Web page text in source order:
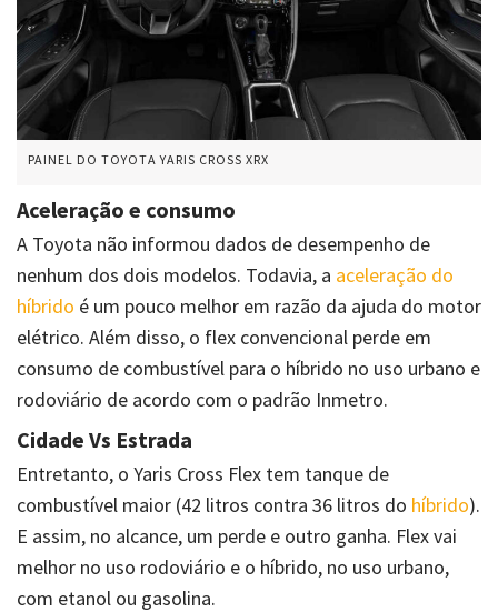
PAINEL DO TOYOTA YARIS CROSS XRX
Aceleração e consumo
A Toyota não informou dados de desempenho de
nenhum dos dois modelos. Todavia, a aceleração do
híbrido é um pouco melhor em razão da ajuda do motor
elétrico. Além disso, o flex convencional perde em
consumo de combustível para o híbrido no uso urbano e
rodoviário de acordo com o padrão Inmetro.
Cidade Vs Estrada
Entretanto, o Yaris Cross Flex tem tanque de
combustível maior (42 litros contra 36 litros do híbrido).
E assim, no alcance, um perde e outro ganha. Flex vai
melhor no uso rodoviário e o híbrido, no uso urbano,
com etanol ou gasolina.